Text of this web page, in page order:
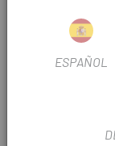
Desenvolupat
El Shark Road
col·laboració
ESPAÑOL